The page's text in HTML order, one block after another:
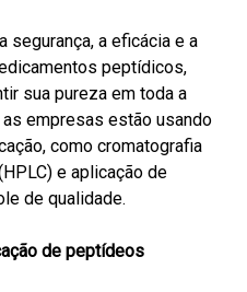
segurança, a eficácia e a
peptídicos,
sua pureza em toda a
empresas estão usando
como cromatografia
e aplicação de
de qualidade.
de peptídeos